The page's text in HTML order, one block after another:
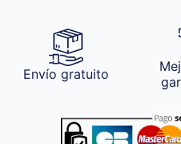
Envío gratuito